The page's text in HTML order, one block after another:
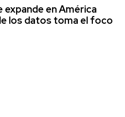
en América
los datos toma el foco